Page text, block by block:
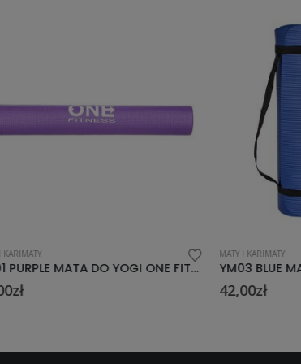
YM01 PURPLE MATA DO YOGI ONE FITNESS YM03 BLUE MATA DO YOGI HMS